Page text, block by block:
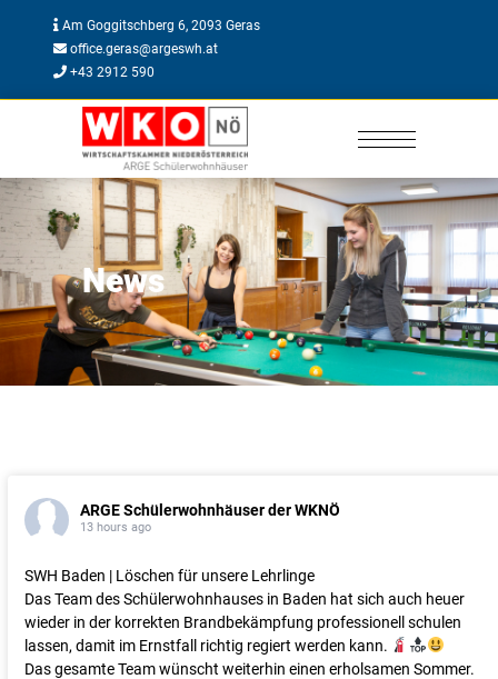
Am Goggitschberg 6, 2093 Geras
office.geras@argeswh.at
+43 2912 590
News
ARGE Schülerwohnhäuser der WKNÖ
13 hours ago
SWH Baden | Löschen für unsere Lehrlinge
Das Team des Schülerwohnhauses in Baden hat sich auch heuer
wieder in der korrekten Brandbekämpfung professionell schulen
lassen, damit im Ernstfall richtig regiert werden kann.
Das gesamte Team wünscht weiterhin einen erholsamen Sommer.